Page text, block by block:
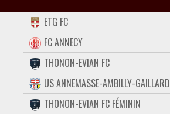
ACCUEIL
FORUM
CONTACT
FACEBOOK
TWITTER
ETG FC
FC ANNECY
THONON-EVIAN FC
US ANNEMASSE-AMBILLY-GAILLARD
THONON-EVIAN FC FÉMININ